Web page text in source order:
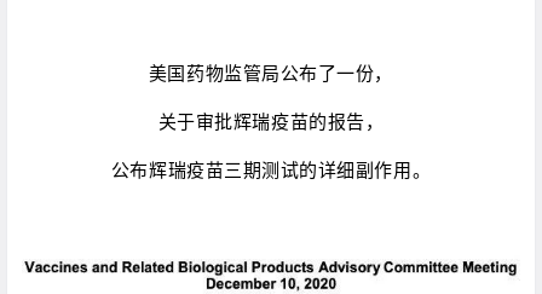
美国药物监管局公布了一份，
关于审批辉瑞疫苗的报告，
公布辉瑞疫苗三期测试的详细副作用。